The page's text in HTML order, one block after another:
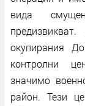
вида
окупирания
контролни
значимо
район. Тези